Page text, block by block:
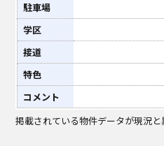
駐車場
学区
接道
特色
コメント
掲載されている物件データが現況と